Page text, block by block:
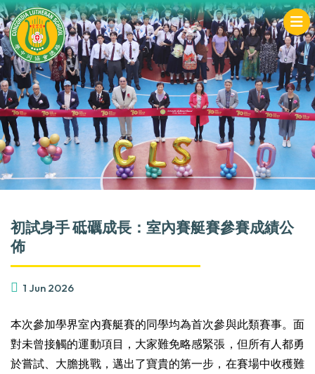
初試身手 砥礪成長：室內賽艇賽參賽成績公
佈
1 Jun 2026
本次參加學界室內賽艇賽的同學均為首次參與此類賽事。面
對未曾接觸的運動項目，大家難免略感緊張，但所有人都勇
於嘗試、大膽挑戰，邁出了寶貴的第一步，在賽場中收穫難